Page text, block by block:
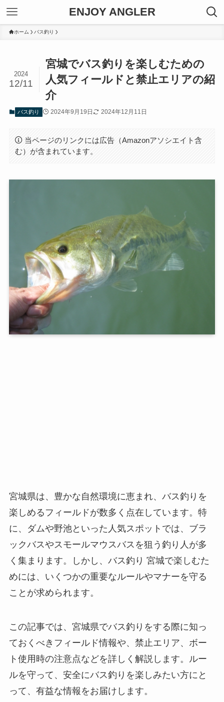
ENJOY ANGLER
ホーム バス釣り
宮城でバス釣りを楽しむための
人気フィールドと禁止エリアの紹
介
2024
12/11
バス釣り 2024年9月19日 2024年12月11日
当ページのリンクには広告（Amazonアソシエイト含
む）が含まれています。
宮城県は、豊かな自然環境に恵まれ、バス釣りを
楽しめるフィールドが数多く点在しています。特
に、ダムや野池といった人気スポットでは、ブラ
ックバスやスモールマウスバスを狙う釣り人が多
く集まります。しかし、バス釣り 宮城で楽しむた
めには、いくつかの重要なルールやマナーを守る
ことが求められます。
この記事では、宮城県でバス釣りをする際に知っ
ておくべきフィールド情報や、禁止エリア、ボー
ト使用時の注意点などを詳しく解説します。ルー
ルを守って、安全にバス釣りを楽しみたい方にと
って、有益な情報をお届けします。